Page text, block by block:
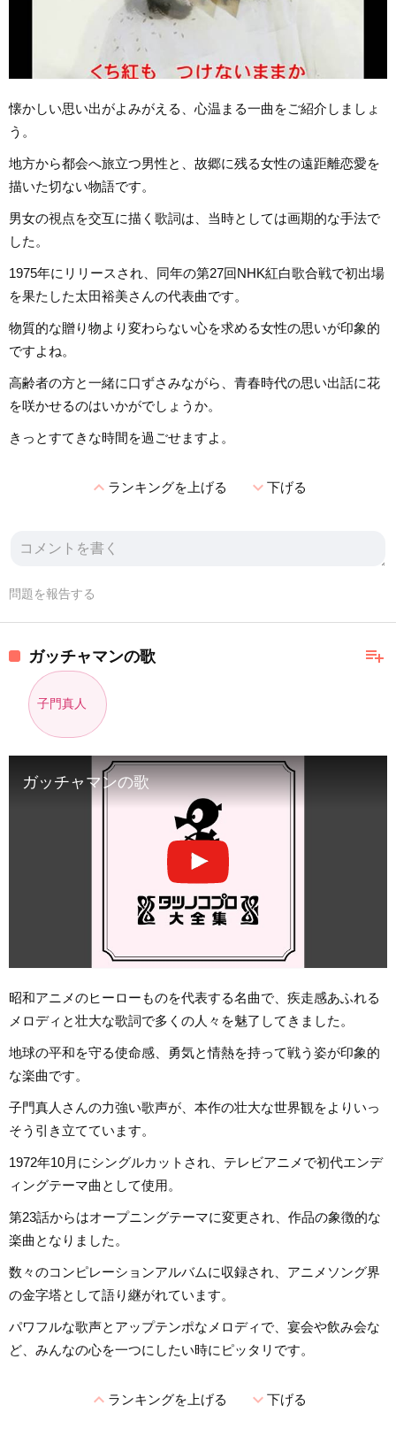
懐かしい思い出がよみがえる、心温まる一曲をご紹介しましょ
う。
地方から都会へ旅立つ男性と、故郷に残る女性の遠距離恋愛を
描いた切ない物語です。
男女の視点を交互に描く歌詞は、当時としては画期的な手法で
した。
1975年にリリースされ、同年の第27回NHK紅白歌合戦で初出場
を果たした太田裕美さんの代表曲です。
物質的な贈り物より変わらない心を求める女性の思いが印象的
ですよね。
高齢者の方と一緒に口ずさみながら、青春時代の思い出話に花
を咲かせるのはいかがでしょうか。
きっとすてきな時間を過ごせますよ。
expand_lessランキングを上げる expand_more下げる
問題を報告する
playlist_add
ガッチャマンの歌
子門真人
ガッチャマンの歌
昭和アニメのヒーローものを代表する名曲で、疾走感あふれる
メロディと壮大な歌詞で多くの人々を魅了してきました。
地球の平和を守る使命感、勇気と情熱を持って戦う姿が印象的
な楽曲です。
子門真人さんの力強い歌声が、本作の壮大な世界観をよりいっ
そう引き立てています。
1972年10月にシングルカットされ、テレビアニメで初代エンデ
ィングテーマ曲として使用。
第23話からはオープニングテーマに変更され、作品の象徴的な
楽曲となりました。
数々のコンピレーションアルバムに収録され、アニメソング界
の金字塔として語り継がれています。
パワフルな歌声とアップテンポなメロディで、宴会や飲み会な
ど、みんなの心を一つにしたい時にピッタリです。
expand_lessランキングを上げる expand_more下げる